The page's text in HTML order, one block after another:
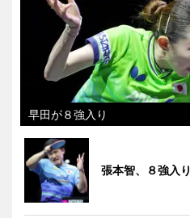
早田が８強入り
張本智、８強入り